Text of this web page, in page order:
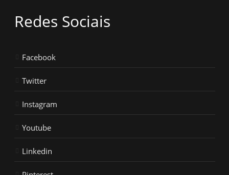
Redes Sociais
Facebook
Twitter
Instagram
Youtube
Linkedin